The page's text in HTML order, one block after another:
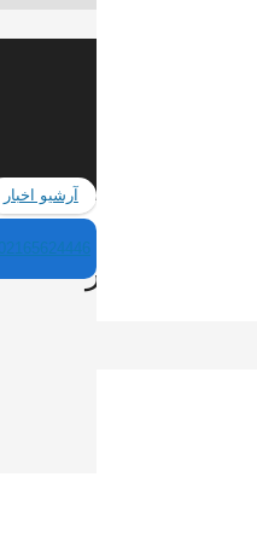
آرشیو اخبار
02165624446
نسیم شهر